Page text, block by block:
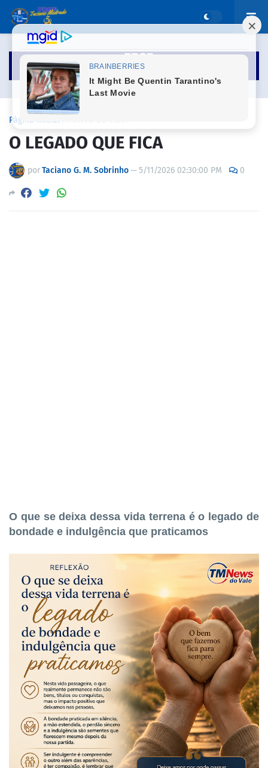
Página inicial
O LEGADO QUE FICA
porTaciano G. M. Sobrinho—5/11/2026 02:30:00 PM 0
O que se deixa dessa vida terrena é o legado de
bondade e indulgência que praticamos